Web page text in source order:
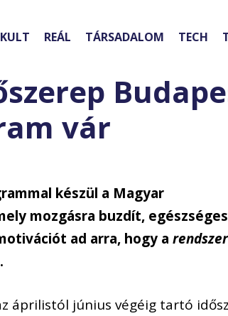
KULT REÁL TÁRSADALOM TECH
vár
készül a Magyar
mozgásra buzdít, egészséges
ad arra, hogy a
áprilistól június végéig tartó